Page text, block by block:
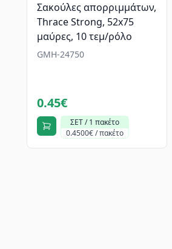
Σακούλες απορριμμάτων,
Thrace Strong, 52x75
μαύρες, 10 τεμ/ρόλο
GMH-24750
0.45€
ΣΕΤ / 1 πακέτο
0.4500€ / πακέτο